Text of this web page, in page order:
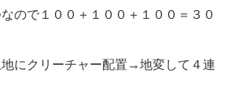
ので１００＋１００＋１００＝３０
にクリーチャー配置→地変して４連